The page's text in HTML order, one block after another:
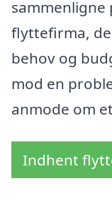
flyttefirma,
behov og
mod en
anmode om
Indhent